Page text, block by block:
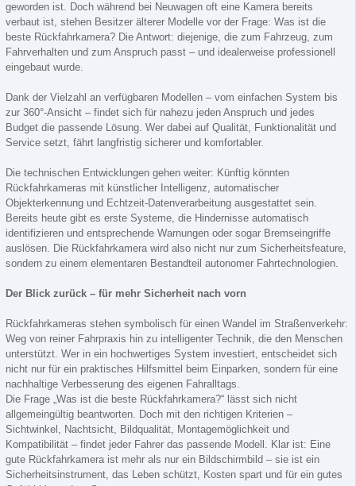
geworden ist. Doch während bei Neuwagen oft eine Kamera bereits
verbaut ist, stehen Besitzer älterer Modelle vor der Frage: Was ist die
beste Rückfahrkamera? Die Antwort: diejenige, die zum Fahrzeug, zum
Fahrverhalten und zum Anspruch passt – und idealerweise professionell
eingebaut wurde.
Dank der Vielzahl an verfügbaren Modellen – vom einfachen System bis
zur 360°-Ansicht – findet sich für nahezu jeden Anspruch und jedes
Budget die passende Lösung. Wer dabei auf Qualität, Funktionalität und
Service setzt, fährt langfristig sicherer und komfortabler.
Die technischen Entwicklungen gehen weiter: Künftig könnten
Rückfahrkameras mit künstlicher Intelligenz, automatischer
Objekterkennung und Echtzeit-Datenverarbeitung ausgestattet sein.
Bereits heute gibt es erste Systeme, die Hindernisse automatisch
identifizieren und entsprechende Warnungen oder sogar Bremseingriffe
auslösen. Die Rückfahrkamera wird also nicht nur zum Sicherheitsfeature,
sondern zu einem elementaren Bestandteil autonomer Fahrtechnologien.
Der Blick zurück – für mehr Sicherheit nach vorn
Rückfahrkameras stehen symbolisch für einen Wandel im Straßenverkehr:
Weg von reiner Fahrpraxis hin zu intelligenter Technik, die den Menschen
unterstützt. Wer in ein hochwertiges System investiert, entscheidet sich
nicht nur für ein praktisches Hilfsmittel beim Einparken, sondern für eine
nachhaltige Verbesserung des eigenen Fahralltags.
Die Frage „Was ist die beste Rückfahrkamera?“ lässt sich nicht
allgemeingültig beantworten. Doch mit den richtigen Kriterien –
Sichtwinkel, Nachtsicht, Bildqualität, Montagemöglichkeit und
Kompatibilität – findet jeder Fahrer das passende Modell. Klar ist: Eine
gute Rückfahrkamera ist mehr als nur ein Bildschirmbild – sie ist ein
Sicherheitsinstrument, das Leben schützt, Kosten spart und für ein gutes